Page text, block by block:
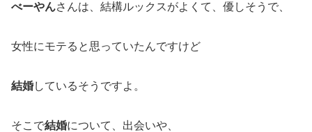
べーやんさんは、結構ルックスがよくて、優しそうで、
女性にモテると思っていたんですけど
結婚しているそうですよ。
そこで結婚について、出会いや、